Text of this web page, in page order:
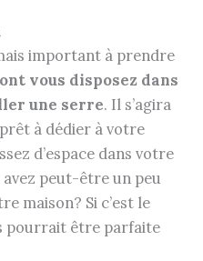
important à prendre
vous disposez dans
une serre. Il s’agira
prêt à dédier à votre
d’espace dans votre
peut-être un peu
maison? Si c’est le
pourrait être parfaite